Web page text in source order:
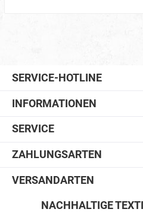
SERVICE-HOTLINE
INFORMATIONEN
SERVICE
ZAHLUNGSARTEN
VERSANDARTEN
NACHHALTIGE